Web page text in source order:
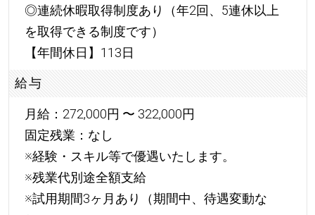
◎連続休暇取得制度あり（年2回、5連休以上
を取得できる制度です）
【年間休日】113日
給与
月給：272,000円 〜 322,000円
固定残業：なし
※経験・スキル等で優遇いたします。
※残業代別途全額支給
※試用期間3ヶ月あり（期間中、待遇変動な